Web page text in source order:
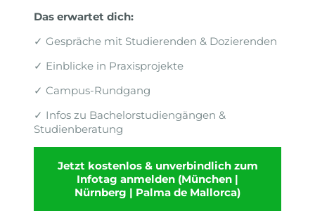
Das erwartet dich:
✓ Gespräche mit Studierenden & Dozierenden
✓ Einblicke in Praxisprojekte
✓ Campus-Rundgang
✓ Infos zu Bachelorstudiengängen &
Studienberatung
Jetzt kostenlos & unverbindlich zum
Infotag anmelden (München |
Nürnberg | Palma de Mallorca)